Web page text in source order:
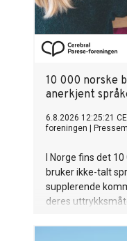
10 000 norske
anerkjent
6.8.2026 12:25:21
foreningen
I Norge fins det
bruker ikke-talt
supplerende
deres